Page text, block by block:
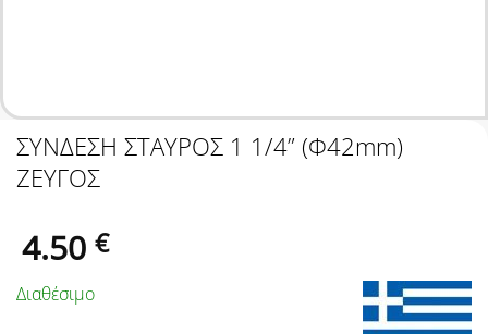
ΣΥΝΔΕΣΗ ΣΤΑΥΡΟΣ 1 1/4” (Φ42mm)
ΖΕΥΓΟΣ
4.50 €
Διαθέσιμο